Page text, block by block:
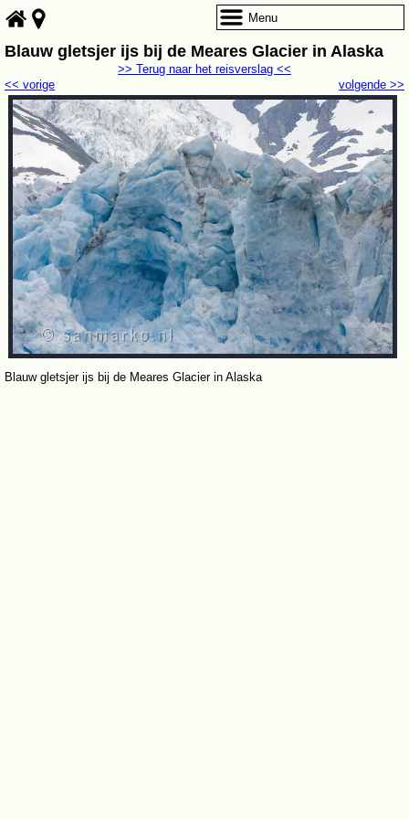
Blauw gletsjer ijs bij de Meares Glacier in Alaska
volgende >>
<< vorige
>> Terug naar het reisverslag <<
Blauw gletsjer ijs bij de Meares Glacier in Alaska
Menu